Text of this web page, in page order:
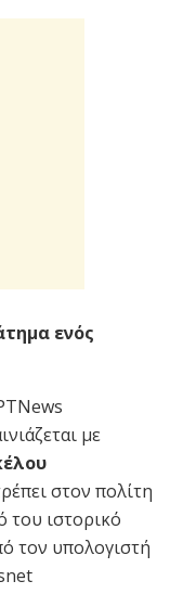
ενός
με
στον πολίτη
του ιστορικό
τον υπολογιστή